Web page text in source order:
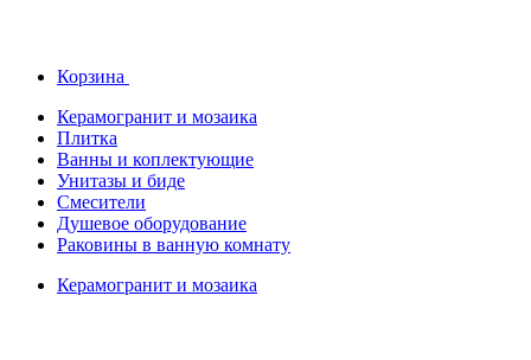
Корзина
Керамогранит и мозаика
Плитка
Ванны и коплектующие
Унитазы и биде
Смесители
Душевое оборудование
Раковины в ванную комнату
Керамогранит и мозаика